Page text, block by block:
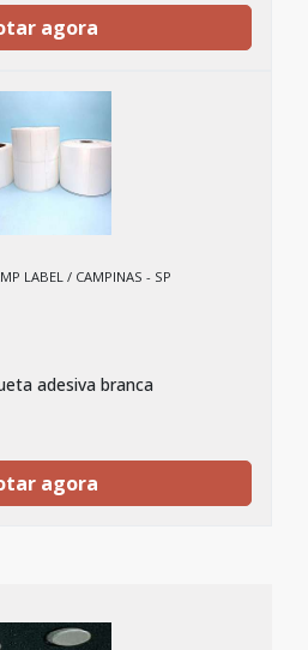
agora
LABEL / CAMPINAS - SP
adesiva branca
agora